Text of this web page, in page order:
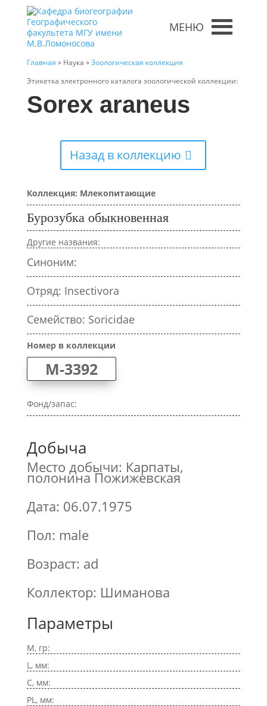
МЕНЮ
Главная » Наука »Зоологическая коллекция
Этикетка электронного каталога зоологической коллекции:
Sorex araneus
Назад в коллекцию
Коллекция: Млекопитающие
Бурозубка обыкновенная
Другие названия:
Синоним:
Отряд: Insectivora
Семейство: Soricidae
Номер в коллекции
M-3392
Фонд/запас:
Добыча
Место добычи: Карпаты,
полонина Пожижевская
Дата: 06.07.1975
Пол: male
Возраст: ad
Коллектор: Шиманова
Параметры
M, гр:
L, мм:
C, мм:
PL, мм: